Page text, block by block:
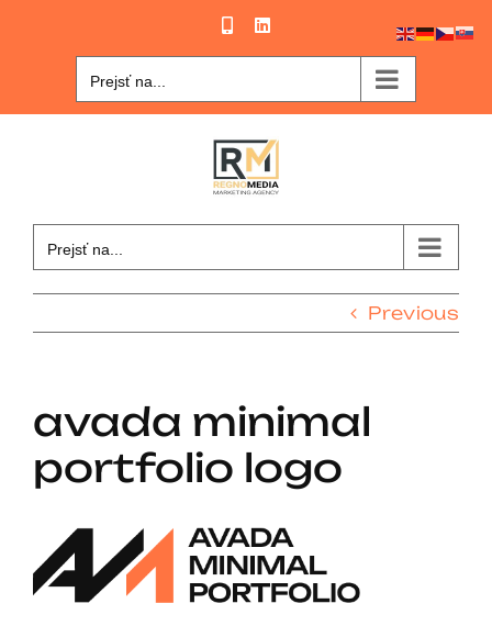
PhoneLinkedIn
Prejsť na...
Prejsť na...
Previous
avada minimal
portfolio logo